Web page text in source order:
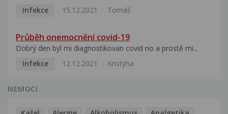
Infekce
15.12.2021 Tomáš
Průběh onemocnění covid-19
Dobrý den byl mi diagnostikovan covid no a prostě mi...
Infekce
12.12.2021 Kristýna
NEMOCI